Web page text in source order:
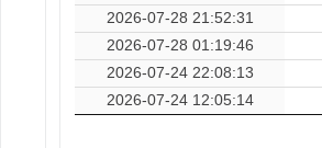
2026-07-28 21:52:31
2026-07-28 01:19:46
2026-07-24 22:08:13
2026-07-24 12:05:14